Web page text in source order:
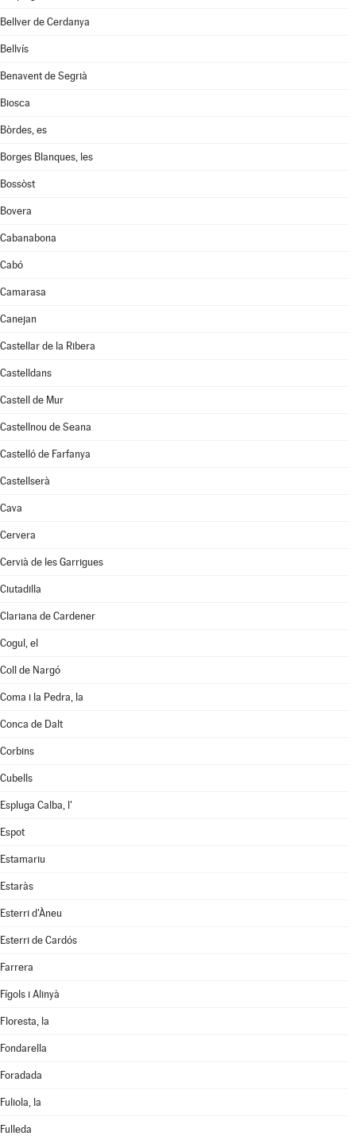
Bellver de Cerdanya
Bellvís
Benavent de Segrià
Biosca
Bòrdes, es
Borges Blanques, les
Bossòst
Bovera
Cabanabona
Cabó
Camarasa
Canejan
Castellar de la Ribera
Castelldans
Castell de Mur
Castellnou de Seana
Castelló de Farfanya
Castellserà
Cava
Cervera
Cervià de les Garrigues
Ciutadilla
Clariana de Cardener
Cogul, el
Coll de Nargó
Coma i la Pedra, la
Conca de Dalt
Corbins
Cubells
Espluga Calba, l'
Espot
Estamariu
Estaràs
Esterri d'Àneu
Esterri de Cardós
Farrera
Fígols i Alinyà
Floresta, la
Fondarella
Foradada
Fuliola, la
Fulleda